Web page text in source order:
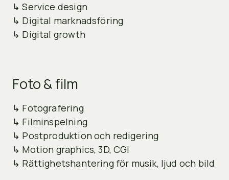
↳ Service design
↳ Digital marknadsföring
↳ Digital growth
Foto & film
↳ Fotografering
↳ Filminspelning
↳ Postproduktion och redigering
↳ Motion graphics, 3D, CGI
↳ Rättighetshantering för musik, ljud och bild